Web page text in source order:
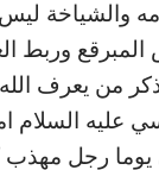
والشياخة
المبرقع وربط
من يعرف
عليه السلام
يوما رجل مهذب